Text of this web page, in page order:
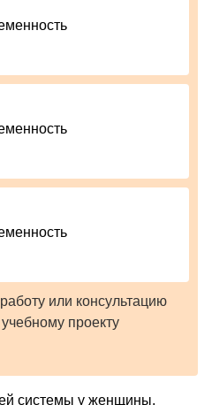
или консультацию
проекту
системы у женщины,